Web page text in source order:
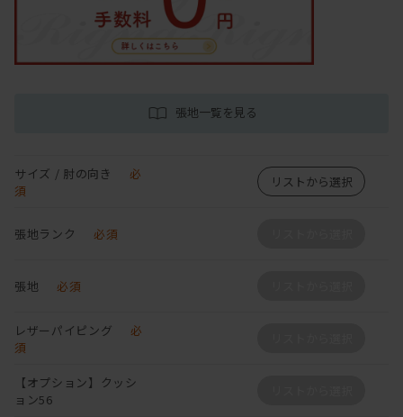
張地一覧を見る
サイズ / 肘の向き
必
須
リストから選択
張地ランク 必須
張地 必須
レザーパイピング
必
須
【オプション】クッシ
ョン56